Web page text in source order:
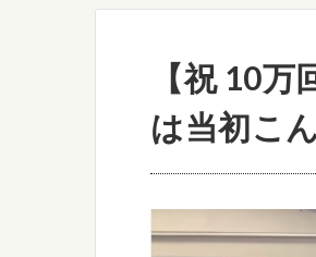
【祝 10
は当初こ